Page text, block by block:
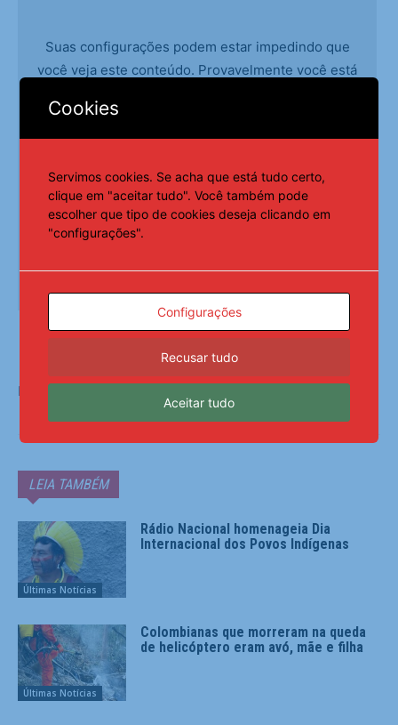
Suas configurações podem estar impedindo que
você veja este conteúdo. Provavelmente você está
Revise suas configurações
Fonte:
LEIA TAMBÉM
Últimas Notícias
Rádio Nacional homenageia Dia
Internacional dos Povos Indígenas
Últimas Notícias
Colombianas que morreram na queda
de helicóptero eram avó, mãe e filha
Cookies
Servimos cookies. Se acha que está tudo certo,
clique em "aceitar tudo". Você também pode
escolher que tipo de cookies deseja clicando em
"configurações".
Configurações
Recusar tudo
Aceitar tudo